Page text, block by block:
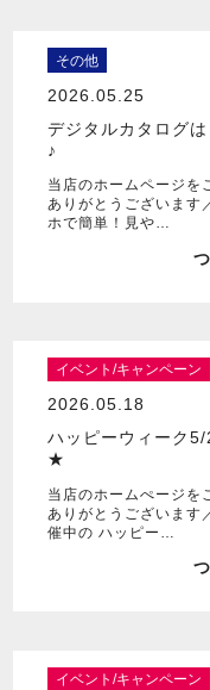
その他
2026.05.25
デジタルカタログ
♪
当店のホームページを
ありがとうございま
ホで簡単！見や…
イベント/キャンペーン
2026.05.18
ハッピーウィーク
★
当店のホームぺージを
ありがとうございま
催中の ハッピー…
イベント/キャンペーン